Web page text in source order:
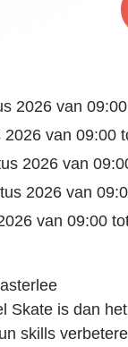
2026 van 09:00
2026 van 09:00
2026 van
2026 van
van 09:00
Skate is dan
skills